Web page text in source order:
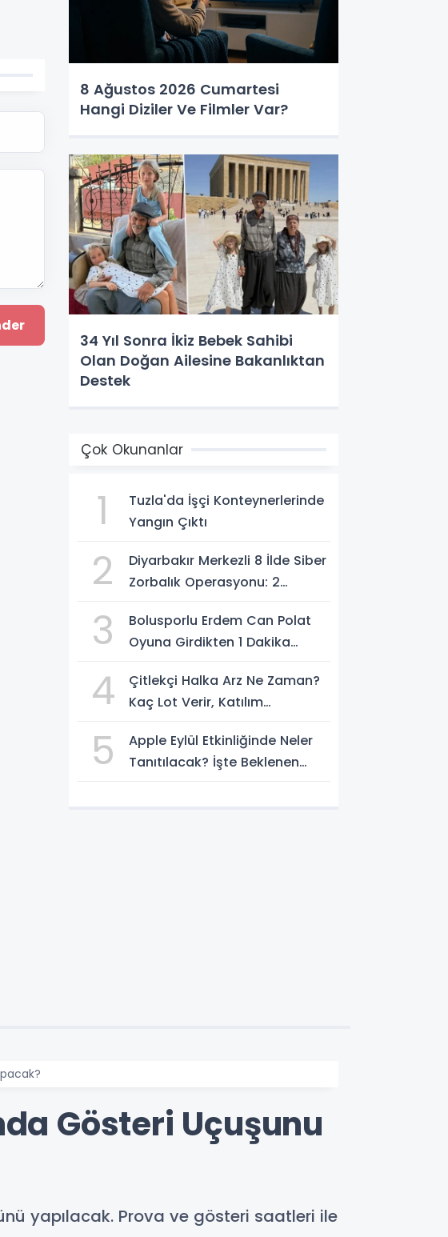
8 Ağustos 2026 Cumartesi
Hangi Diziler Ve Filmler Var?
34 Yıl Sonra İkiz Bebek Sahibi
Olan Doğan Ailesine Bakanlıktan
Destek
Çok Okunanlar
1
Tuzla'da İşçi Konteynerlerinde
Yangın Çıktı
2
Diyarbakır Merkezli 8 İlde Siber
Zorbalık Operasyonu: 2
3
Bolusporlu Erdem Can Polat
Oyuna Girdikten 1 Dakika
4
Çitlekçi Halka Arz Ne Zaman?
Kaç Lot Verir, Katılım
5
Apple Eylül Etkinliğinde Neler
Tanıtılacak? İşte Beklenen
Gösteri Uçuşunu
yapılacak. Prova ve gösteri saatleri ile